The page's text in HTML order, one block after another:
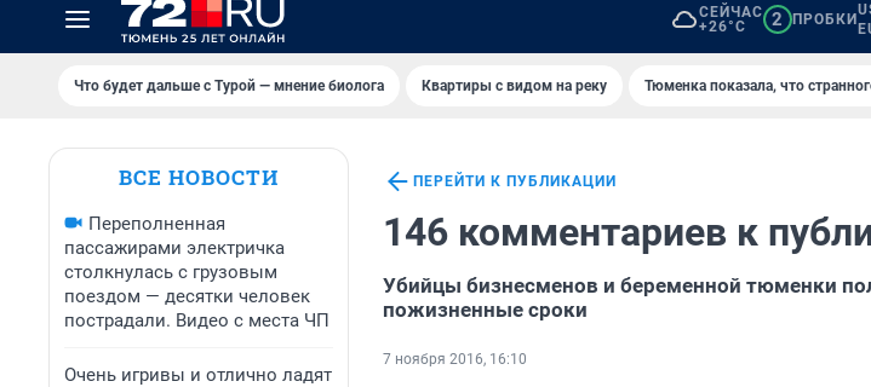
СЕЙЧАС
+26°C
2 ПРОБКИ
Что будет дальше с Турой — мнение биолога Квартиры с видом на реку Тюменка показала, что
ВСЕ НОВОСТИ
Переполненная
пассажирами электричка
столкнулась с грузовым
поездом — десятки человек
пострадали. Видео с места ЧП
Очень игривы и отлично ладят
ПЕРЕЙТИ К ПУБЛИКАЦИИ
146 комментариев к
Убийцы бизнесменов и беременной тюменки
пожизненные сроки
7 ноября 2016, 16:10